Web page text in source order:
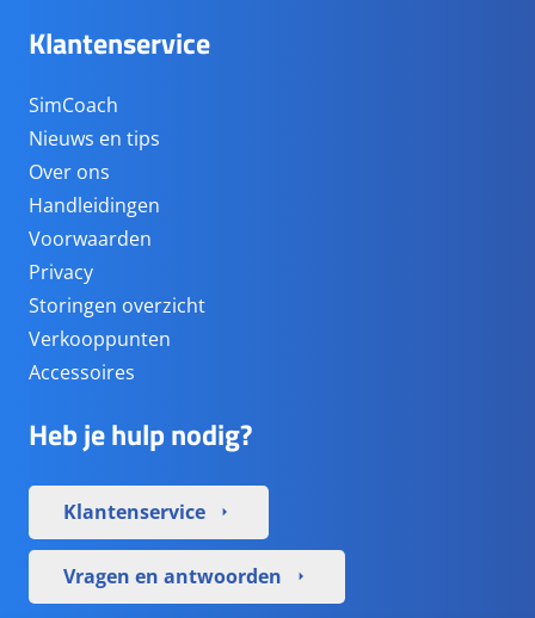
Klantenservice
SimCoach
Nieuws en tips
Over ons
Handleidingen
Voorwaarden
Privacy
Storingen overzicht
Verkooppunten
Accessoires
Heb je hulp nodig?
Klantenservice arrow_right
Vragen en antwoorden arrow_right